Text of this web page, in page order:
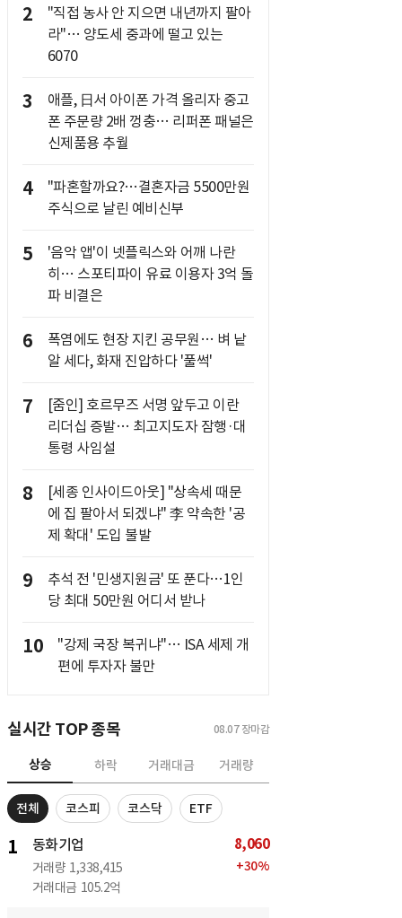
2
"직접 농사 안 지으면 내년까지 팔아
라"… 양도세 중과에 떨고 있는
6070
3
애플, 日서 아이폰 가격 올리자 중고
폰 주문량 2배 껑충… 리퍼폰 패널은
신제품용 추월
4
"파혼할까요?…결혼자금 5500만원
주식으로 날린 예비신부
5
'음악 앱'이 넷플릭스와 어깨 나란
히… 스포티파이 유료 이용자 3억 돌
파 비결은
6
폭염에도 현장 지킨 공무원… 벼 낱
알 세다, 화재 진압하다 '풀썩'
7
[줌인] 호르무즈 서명 앞두고 이란
리더십 증발… 최고지도자 잠행·대
통령 사임설
8
[세종 인사이드아웃] "상속세 때문
에 집 팔아서 되겠냐" 李 약속한 '공
제 확대' 도입 불발
9
추석 전 '민생지원금' 또 푼다…1인
당 최대 50만원 어디서 받나
10
"강제 국장 복귀냐"… ISA 세제 개
편에 투자자 불만
실시간 TOP 종목 08.07 장마감
상승 하락 거래대금 거래량
전체 코스피 코스닥 ETF
1 동화기업
거래량 1,338,415
거래대금 105.2억
8,060
+30%